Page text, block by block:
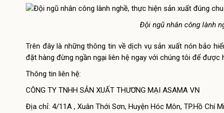
Đội ngũ nhân công lành
Trên đây là những thông tin về dịch vụ sản xuất nón bảo
đặt hàng đừng ngần ngại liên hệ ngay với chúng tôi để
Thông tin liên hệ:
CÔNG TY TNHH SẢN XUẤT THƯƠNG MẠI ASAMA VN
Địa chỉ: 4/11A , Xuân Thới Sơn, Huyện Hóc Môn, TP.Hồ Chí